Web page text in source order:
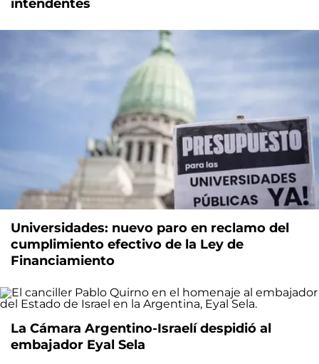
intendentes
Universidades: nuevo paro en reclamo del
cumplimiento efectivo de la Ley de
Financiamiento
La Cámara Argentino-Israelí despidió al
embajador Eyal Sela